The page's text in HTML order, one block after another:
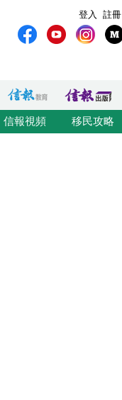
註冊
登入
信報視頻 移民攻略